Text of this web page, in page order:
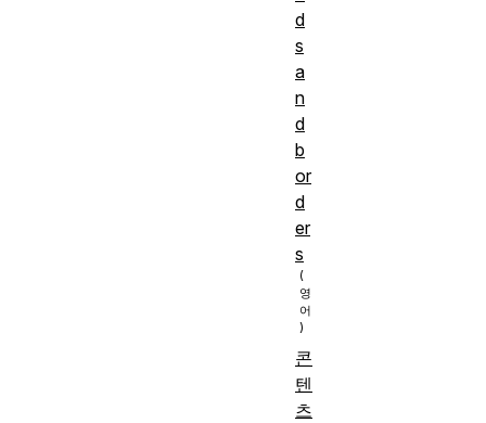
목
적:
d
s
a
n
d
b
or
d
er
s
콘
텐
츠